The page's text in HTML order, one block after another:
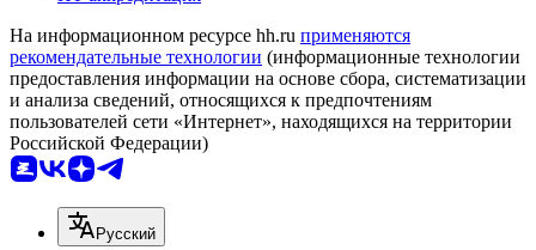
На информационном ресурсе hh.ru применяются
рекомендательные технологии (информационные технологии
предоставления информации на основе сбора, систематизации
и анализа сведений, относящихся к предпочтениям
пользователей сети «Интернет», находящихся на территории
Российской Федерации)
Русский